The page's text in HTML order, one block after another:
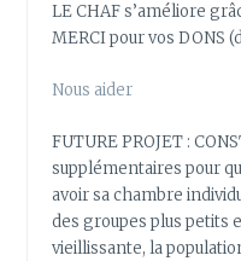
LE CHAF s’améliore
MERCI pour vos DONS
Nous aider
FUTURE PROJET :
supplémentaires pour
avoir sa chambre
des groupes plus petits
vieillissante, la